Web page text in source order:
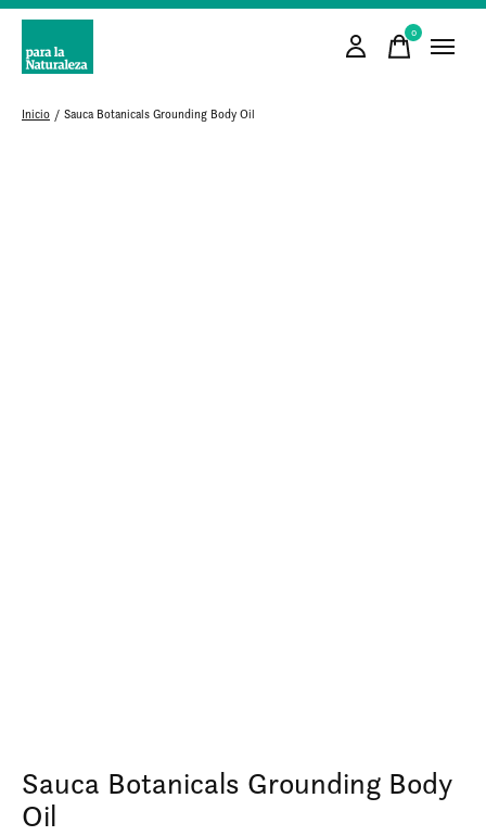
0items
Inicio / Sauca Botanicals Grounding Body Oil
Sauca Botanicals Grounding Body
Oil